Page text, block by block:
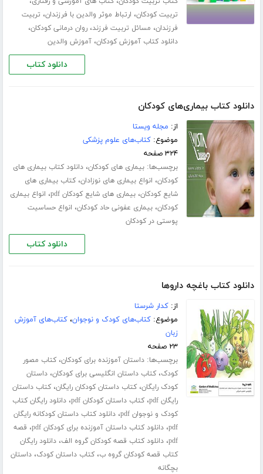
تربیت کودکان، ارتباط موثر والدین با فرزندان، تربیت
فرزندان، مسائل تربیت فرزند،روان درمانی کودکان،
دانلود کتاب آموزش کودکان،آموزش والدین
دانلود کتاب
دانلود کتاب بیماری‌های کودکان
از: مجله ویستا
موضوع:کتاب‌های علوم پزشکی
۳۲۴ صفحه
برچسب‌ها:بیماری های کودکان،دانلود کتاب بیماری های
کودکان، انواع بیماری های نوزادان،کتاب بیماری های
شایع کودکان،بیماری های شایع کودکان pdf ، انواع بیماری
کودکان،بیماری عفونی حاد کودکان، انواع حساسیت
پوستی در کودکان
دانلود کتاب
دانلود کتاب باغچه داروها
از:کدار شرستا
موضوع:کتاب‌های کودک و نوجوان،کتاب‌های آموزش
زبان
۲۳ صفحه
برچسب‌ها:داستان آموزنده برای کودکان،کتاب مصور
کودک،کتاب داستان انگلیسی برای کودکان،داستان
کودک رایگان،کتاب داستان کودکان رایگان،کتاب داستان
رایگان pdf
،کتاب داستان کودکان pdf ،دانلود رایگان کتاب
کودک و نوجوان pdf
،دانلود کتاب داستان کودکانه رایگان
pdf،دانلود کتاب داستان آموزنده برای کودکان pdf ، قصه
pdf،دانلود کتاب قصه کودکان گروه الف،دانلود رایگان
کتاب قصه کودکان گروه ب،کتاب داستان کودک،داستان
بچگانه